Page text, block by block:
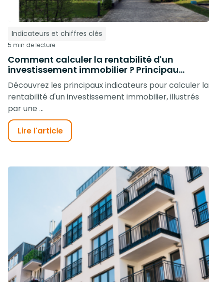
Indicateurs et chiffres clés
5 min de lecture
Comment calculer la rentabilité d'un
investissement immobilier ? Principau...
Découvrez les principaux indicateurs pour calculer la
rentabilité d'un investissement immobilier, illustrés
par une ...
Lire l'article